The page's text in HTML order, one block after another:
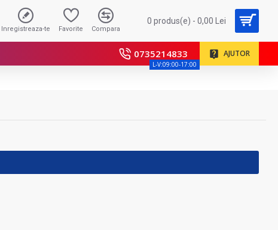
Inregistreaza-te Favorite Compara
0 produs(e) - 0,00 Lei
0735214833
L-V:09:00-17:00
AJUTOR